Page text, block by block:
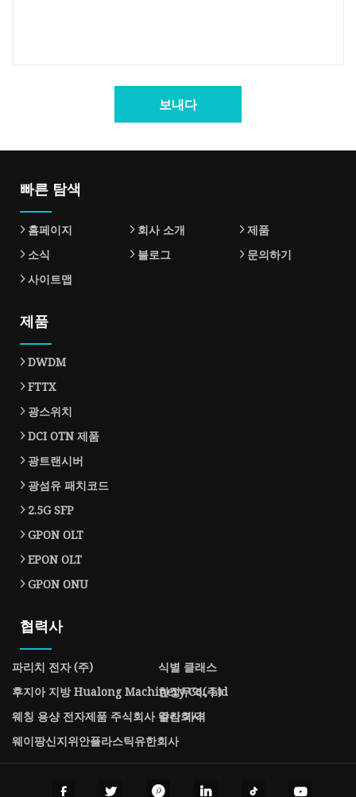
보내다
빠른 탐색
홈페이지 회사 소개
제품
소식
블로그
문의하기
사이트맵
제품
DWDM
FTTX
광스위치
DCI OTN 제품
광트랜시버
광섬유 패치코드
2.5G SFP
GPON OLT
EPON OLT
GPON ONU
협력사
파리치 전자 (주)
식별 클래스
후지아 지방 Hualong Machinery Co., Ltd
한징무역(주)
웨칭 용샹 전자제품 주식회사 주식회사
알칸 가격
웨이팡신지위안플라스틱유한회사